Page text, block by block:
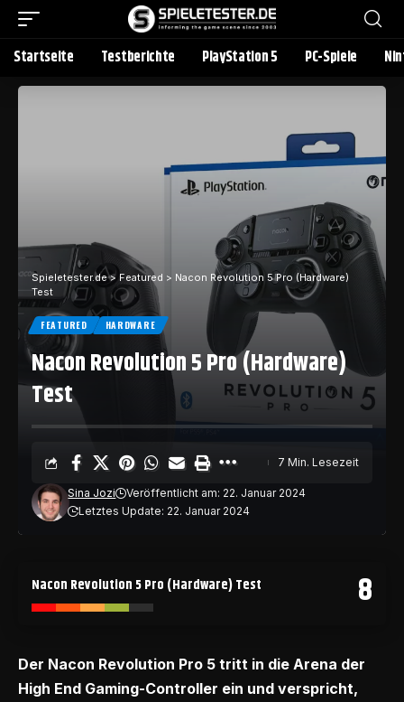
Startseite Testberichte PlayStation 5 PC-Spiele
Spieletester.de>Featured > Nacon Revolution 5 Pro (Hardware)
Test
FEATURED HARDWARE
Nacon Revolution 5 Pro (Hardware)
Test
Sina Jozi
Veröffentlicht am: 22. Januar 2024
Letztes Update: 22. Januar 2024
7 Min. Lesezeit
8
Nacon Revolution 5 Pro (Hardware) Test
Der Nacon Revolution Pro 5 tritt in die Arena der
High End Gaming-Controller ein und verspricht,